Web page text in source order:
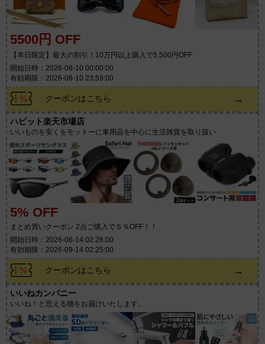
5500円 OFF
【本日限定】最大の割引！10万円以上購入で5,500円OFF
開始日時：2026-08-10 00:00:00
有効期限：2026-08-10 23:59:00
クーポンはこちら →
ハビット楽天市場店
いいものを安くをモットーに車用品を中心に生活雑貨を取り扱い
5% OFF
まとめ買いクーポン 2点ご購入で５％OFF！！
開始日時：2026-06-14 02:26:00
有効期限：2026-09-14 02:25:00
クーポンはこちら →
いいねカンパニー
いいね！と思える物をお届けいたします。